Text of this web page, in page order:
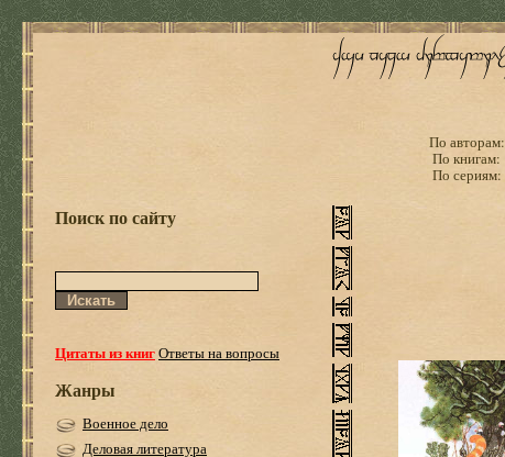
По авторам:
По книгам:
По сериям:
Поиск по сайту
Цитаты из книгОтветы на вопросы
Жанры
Военное дело
Деловая литература